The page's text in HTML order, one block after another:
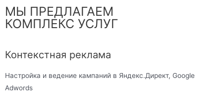
МЫ ПРЕДЛАГАЕМ
КОМПЛЕКС УСЛУГ
Контекстная реклама
Настройка и ведение кампаний в Яндекс.Директ, Google
Adwords